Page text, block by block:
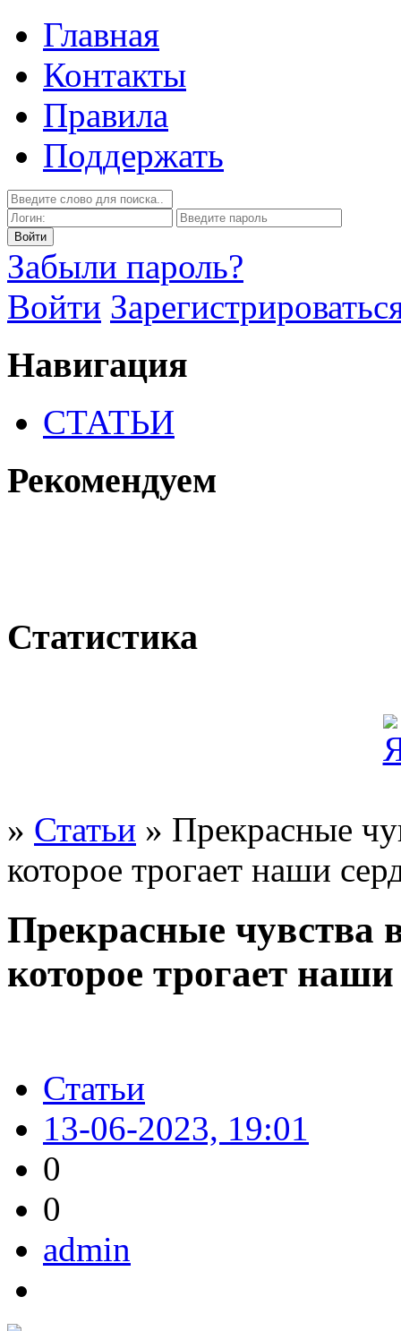
Главная
Контакты
Правила
Поддержать
Забыли пароль?
Войти
Навигация
СТАТЬИ
Рекомендуем
Статистика
» Статьи » Прекрасные
которое трогает наши
Прекрасные чувства
которое трогает наши
Статьи
13-06-2023, 19:01
0
0
admin